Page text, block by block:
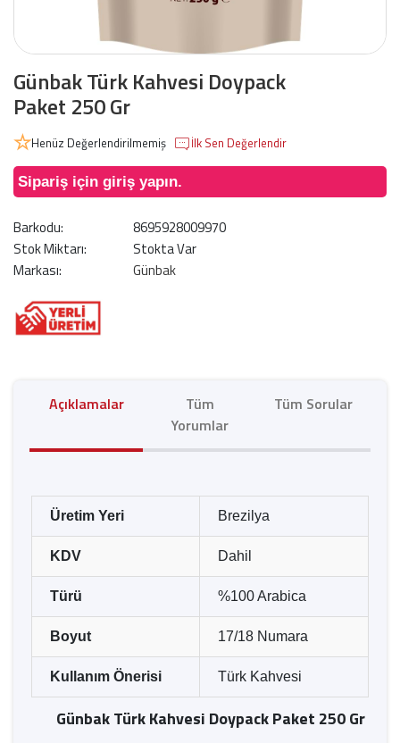
Günbak Türk Kahvesi Doypack
Paket 250 Gr
Henüz Değerlendirilmemiş İlk Sen Değerlendir
Sipariş için giriş yapın.
Barkodu:
8695928009970
Stok Miktarı:
Stokta Var
Markası:
Günbak
Açıklamalar
Tüm
Yorumlar
Tüm Sorular
Üretim Yeri Brezilya
KDV Dahil
Türü %100 Arabica
Boyut 17/18 Numara
Kullanım Önerisi Türk Kahvesi
Günbak Türk Kahvesi Doypack Paket 250 Gr